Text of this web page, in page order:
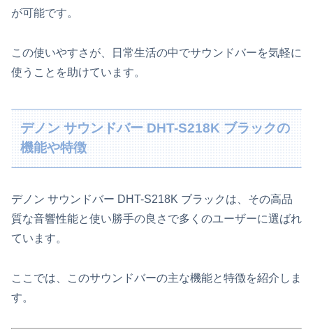
が可能です。
この使いやすさが、日常生活の中でサウンドバーを気軽に
使うことを助けています。
デノン サウンドバー DHT-S218K ブラックの
機能や特徴
デノン サウンドバー DHT-S218K ブラックは、その高品
質な音響性能と使い勝手の良さで多くのユーザーに選ばれ
ています。
ここでは、このサウンドバーの主な機能と特徴を紹介しま
す。